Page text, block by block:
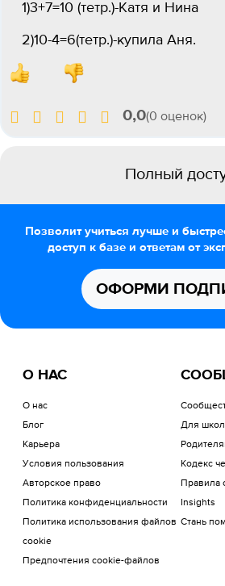
1)3+7=10 (тетр.)-Катя и Нина
2)10-4=6(тетр.)-купила Аня.
0,0(0 оценок)
Полный
Позволит учиться лучше и
доступ к базе и ответам от
ОФОРМИ
О НАС
О нас
Блог
Карьера
Условия пользования
Авторское право
Политика конфиденциальности
Политика использования файлов
cookie
Предпочтения cookie-файлов
Для школ
Кодекс
Правила
Insights
Стань